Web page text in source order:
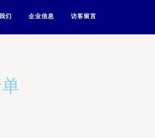
们 企业信息 访客留言